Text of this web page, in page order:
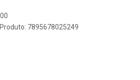
7895678025249